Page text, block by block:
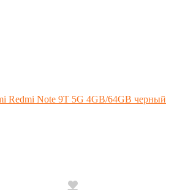
Redmi Note 9T 5G 4GB/64GB черный